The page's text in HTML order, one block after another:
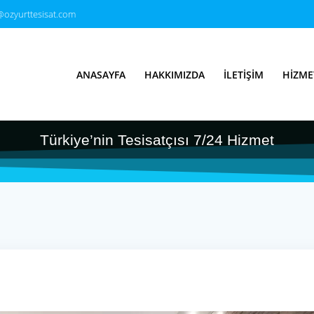
ANASAYFA HAKKIMIZDA İLETIŞIM
Tesisatçı &
Türkiye’nin Tesisatçısı 7/24 Hizmet